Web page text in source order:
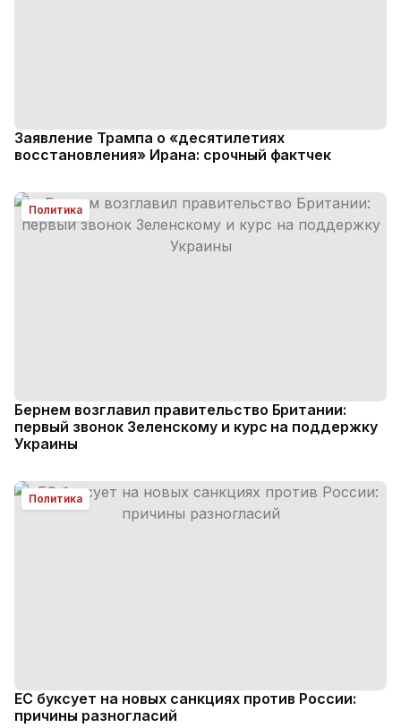
Заявление Трампа о «десятилетиях
восстановления» Ирана: срочный фактчек
Политика
Бернем возглавил правительство Британии:
первый звонок Зеленскому и курс на поддержку
Украины
Политика
ЕС буксует на новых санкциях против России:
причины разногласий